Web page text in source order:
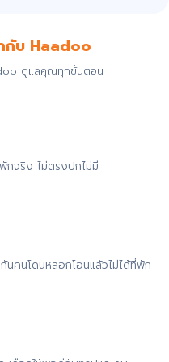
บ Haadoo
ดูแลคุณทุกขั้นตอน
กจริง ไม่ตรงปกไม่มี
คนโดนหลอกโอนแล้วไม่ได้ที่พัก